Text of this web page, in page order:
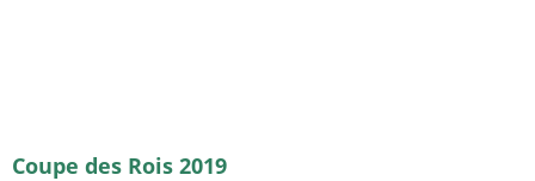
Coupe des Rois 2019